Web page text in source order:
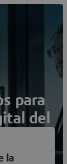
para
del
la